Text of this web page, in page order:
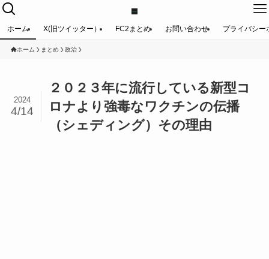
ホーム X(旧ツイッター） FC2まとめ お問い合わせ プライバシー
ホーム まとめ 政治
２０２３年に流行している新型コ
ロナより強毒なワクチンの伝播
（シェディング）その理由
2024
4/14